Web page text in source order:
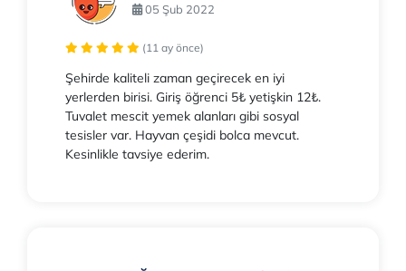
05 Şub 2022
(11 ay önce)
Şehirde kaliteli zaman geçirecek en iyi
yerlerden birisi. Giriş öğrenci 5₺ yetişkin 12₺.
Tuvalet mescit yemek alanları gibi sosyal
tesisler var. Hayvan çeşidi bolca mevcut.
Kesinlikle tavsiye ederim.